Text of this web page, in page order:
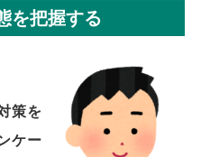
を把握する
策を
ケー